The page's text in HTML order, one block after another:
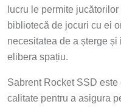
lucru le permite
bibliotecă de jocuri cu ei
necesitatea de a șterge
elibera spațiu.
Sabrent Rocket SSD
calitate pentru a asigura